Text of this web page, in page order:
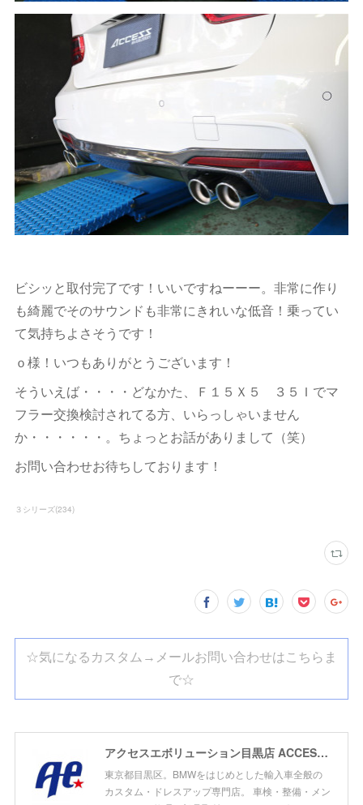
ビシッと取付完了です！いいですねーーー。非常に作り
も綺麗でそのサウンドも非常にきれいな低音！乗ってい
て気持ちよさそうです！
ｏ様！いつもありがとうございます！
そういえば・・・・どなかた、Ｆ１５Ｘ５ ３５Ｉでマ
フラー交換検討されてる方、いらっしゃいません
か・・・・・・。ちょっとお話がありまして（笑）
お問い合わせお待ちしております！
３シリーズ(234)
☆気になるカスタム→メールお問い合わせはこちらま
で☆
アクセスエボリューション目黒店 ACCESS EVOLUTION MEGURO
東京都目黒区。BMWをはじめとした輸入車全般の
カスタム・ドレスアップ専門店。 車検・整備・メン